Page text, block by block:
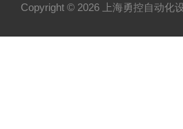
Copyright © 2026 上海勇控自动化